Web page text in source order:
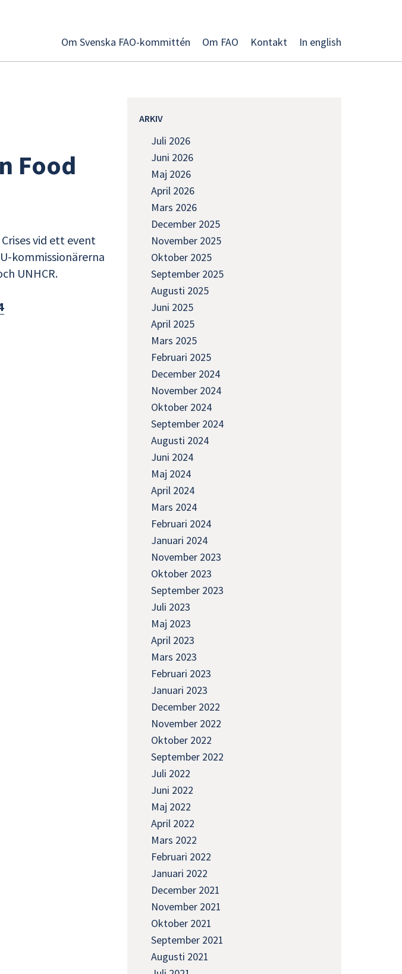
Om Svenska FAO-kommittén Om FAO Kontakt In english
Food
vid ett event
kommissionärerna
UNHCR.
ARKIV
Juli 2026
Juni 2026
Maj 2026
April 2026
Mars 2026
December 2025
November 2025
Oktober 2025
September 2025
Augusti 2025
Juni 2025
April 2025
Mars 2025
Februari 2025
December 2024
November 2024
Oktober 2024
September 2024
Augusti 2024
Juni 2024
Maj 2024
April 2024
Mars 2024
Februari 2024
Januari 2024
November 2023
Oktober 2023
September 2023
Juli 2023
Maj 2023
April 2023
Mars 2023
Februari 2023
Januari 2023
December 2022
November 2022
Oktober 2022
September 2022
Juli 2022
Juni 2022
Maj 2022
April 2022
Mars 2022
Februari 2022
Januari 2022
December 2021
November 2021
Oktober 2021
September 2021
Augusti 2021